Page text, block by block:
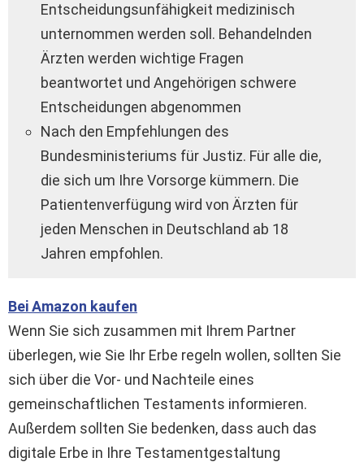
Entscheidungsunfähigkeit medizinisch
unternommen werden soll. Behandelnden
Ärzten werden wichtige Fragen
beantwortet und Angehörigen schwere
Entscheidungen abgenommen
Nach den Empfehlungen des
Bundesministeriums für Justiz. Für alle die,
die sich um Ihre Vorsorge kümmern. Die
Patientenverfügung wird von Ärzten für
jeden Menschen in Deutschland ab 18
Jahren empfohlen.
Bei Amazon kaufen
Wenn Sie sich zusammen mit Ihrem Partner
überlegen, wie Sie Ihr Erbe regeln wollen, sollten Sie
sich über die Vor- und Nachteile eines
gemeinschaftlichen Testaments informieren.
Außerdem sollten Sie bedenken, dass auch das
digitale Erbe in Ihre Testamentgestaltung